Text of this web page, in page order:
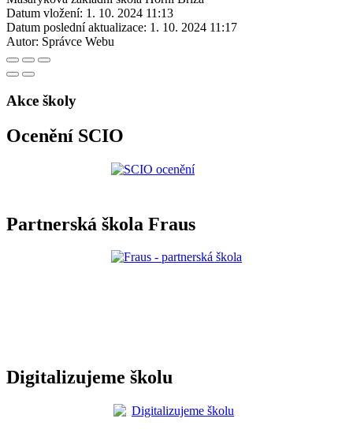
Datum vložení: 1. 10. 2024 11:13
Datum poslední aktualizace: 1. 10. 2024 11:17
Autor: Správce Webu
Akce školy
Ocenění SCIO
Partnerská škola Fraus
Digitalizujeme školu